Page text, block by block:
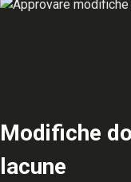
Modifiche
lacune